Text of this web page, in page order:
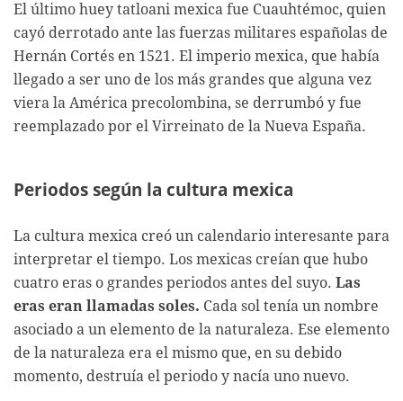
El último huey tatloani mexica fue Cuauhtémoc, quien
cayó derrotado ante las fuerzas militares españolas de
Hernán Cortés en 1521. El imperio mexica, que había
llegado a ser uno de los más grandes que alguna vez
viera la América precolombina, se derrumbó y fue
reemplazado por el Virreinato de la Nueva España.
Periodos según la cultura mexica
La cultura mexica creó un calendario interesante para
interpretar el tiempo. Los mexicas creían que hubo
cuatro eras o grandes periodos antes del suyo. Las
eras eran llamadas soles. Cada sol tenía un nombre
asociado a un elemento de la naturaleza. Ese elemento
de la naturaleza era el mismo que, en su debido
momento, destruía el periodo y nacía uno nuevo.